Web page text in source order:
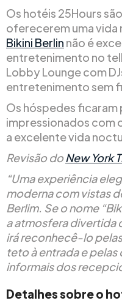
Os hotéis 25Hours
oferecerem uma vida
Bikini Berlin não é
entretenimento no
Lobby Lounge com
entretenimento sem
Os hóspedes
impressionados com
a excelente vida
Revisão doNew York
“Uma experiência
moderna com vistas
Berlim. Se o nome
a atmosfera divertida
irá reconhecê-lo
teto à entrada e
informais dos
Detalhes sobre o